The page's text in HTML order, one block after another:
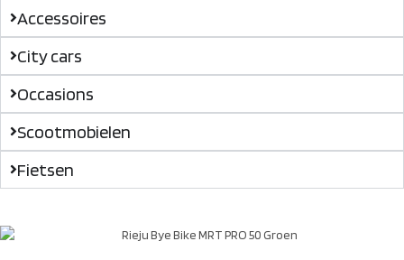
Accessoires
City cars
Occasions
Scootmobielen
Fietsen